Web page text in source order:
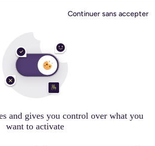
and gives you control over what you
want to activate
Continuer sans accepter